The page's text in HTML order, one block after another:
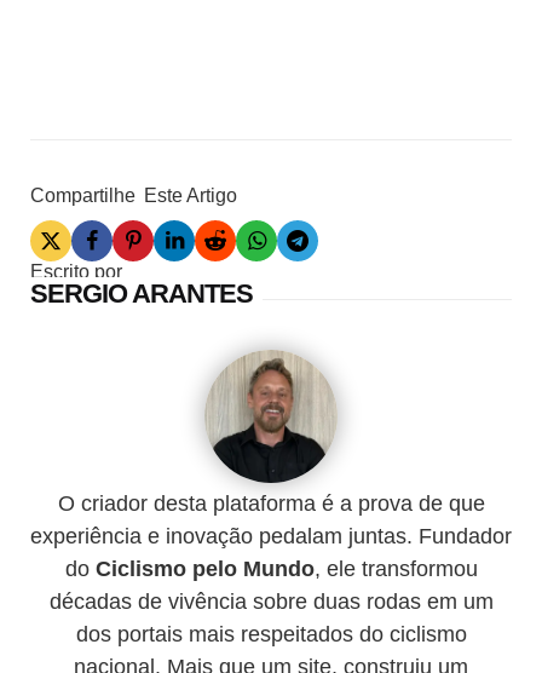
Compartilhe Este Artigo
Escrito por
SERGIO ARANTES
O criador desta plataforma é a prova de que
experiência e inovação pedalam juntas. Fundador
do Ciclismo pelo Mundo, ele transformou
décadas de vivência sobre duas rodas em um
dos portais mais respeitados do ciclismo
nacional. Mais que um site, construiu um